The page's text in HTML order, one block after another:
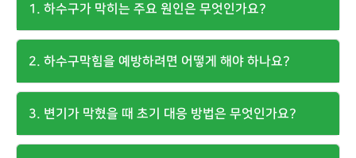
1. 하수구가 막히는 주요 원인은 무엇인가요?
2. 하수구막힘을 예방하려면 어떻게 해야 하나요?
3. 변기가 막혔을 때 초기 대응 방법은 무엇인가요?